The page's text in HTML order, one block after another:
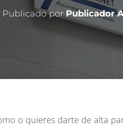
Publicado por Publicador
o quieres darte de alta